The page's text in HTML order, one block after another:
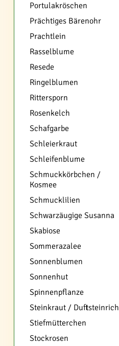
Portulakröschen
Prächtiges Bärenohr
Prachtlein
Rasselblume
Resede
Ringelblumen
Rittersporn
Rosenkelch
Schafgarbe
Schleierkraut
Schleifenblume
Schmuckkörbchen /
Kosmee
Schmucklilien
Schwarzäugige Susanna
Skabiose
Sommerazalee
Sonnenblumen
Sonnenhut
Spinnenpflanze
Steinkraut / Duftsteinrich
Stiefmütterchen
Stockrosen